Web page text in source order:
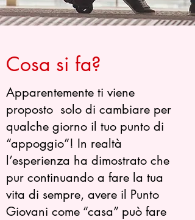
Cosa si fa?
Apparentemente ti viene
proposto solo di cambiare per
qualche giorno il tuo punto di
“appoggio”! In realtà
l’esperienza ha dimostrato che
pur continuando a fare la tua
vita di sempre, avere il Punto
Giovani come “casa” può fare